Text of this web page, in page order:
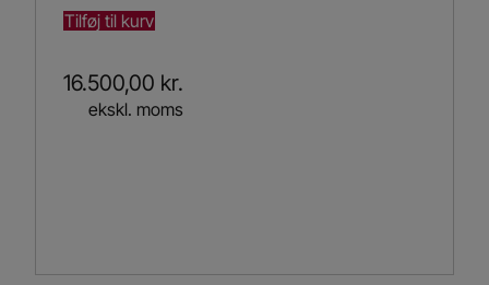
Tilføj til kurv
16.500,00 kr.
ekskl. moms